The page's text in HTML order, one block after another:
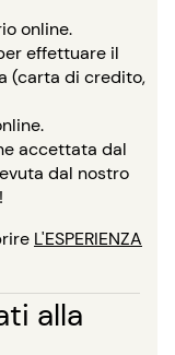
online.
effettuare il
(carta di credito,
accettata dal
dal nostro
L'ESPERIENZA
alla